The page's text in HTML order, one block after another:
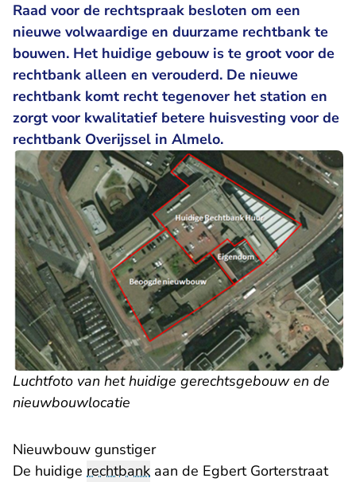
Raad voor de rechtspraak besloten om een
nieuwe volwaardige en duurzame rechtbank te
bouwen. Het huidige gebouw is te groot voor de
rechtbank alleen en verouderd. De nieuwe
rechtbank komt recht tegenover het station en
zorgt voor kwalitatief betere huisvesting voor de
rechtbank Overijssel in Almelo.
Luchtfoto van het huidige gerechtsgebouw en de
nieuwbouwlocatie
Nieuwbouw gunstiger
De huidige rechtbank aan de Egbert Gorterstraat